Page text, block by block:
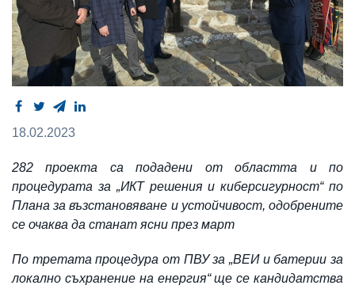
18.02.2023
282 проекта са подадени от областта и по
процедурата за „ИКТ решения и киберсигурност“ по
Плана за възстановяване и устойчивост, одобрените
се очаква да станат ясни през март
По третата процедура от ПВУ за „ВЕИ и батерии за
локално съхранение на енергия“ ще се кандидатства